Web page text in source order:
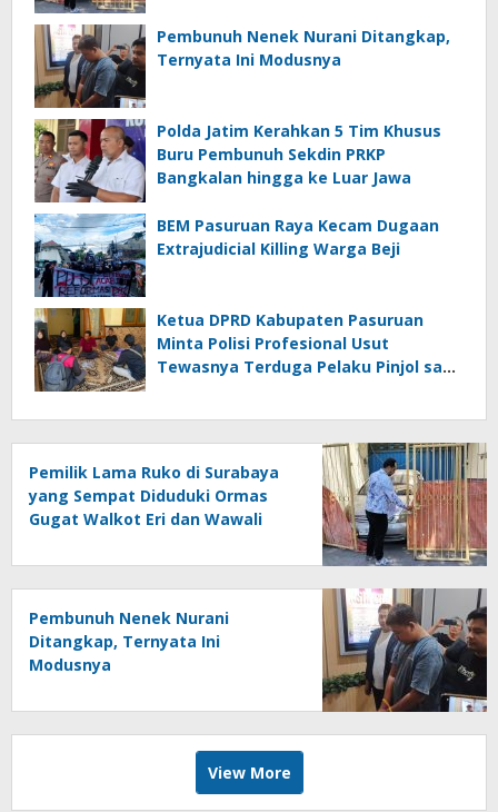
Pembunuh Nenek Nurani Ditangkap,
Ternyata Ini Modusnya
Polda Jatim Kerahkan 5 Tim Khusus
Buru Pembunuh Sekdin PRKP
Bangkalan hingga ke Luar Jawa
BEM Pasuruan Raya Kecam Dugaan
Extrajudicial Killing Warga Beji
Ketua DPRD Kabupaten Pasuruan
Minta Polisi Profesional Usut
Tewasnya Terduga Pelaku Pinjol saat
Pemilik Lama Ruko di Surabaya
yang Sempat Diduduki Ormas
Gugat Walkot Eri dan Wawali
Pembunuh Nenek Nurani
Ditangkap, Ternyata Ini
Modusnya
View More